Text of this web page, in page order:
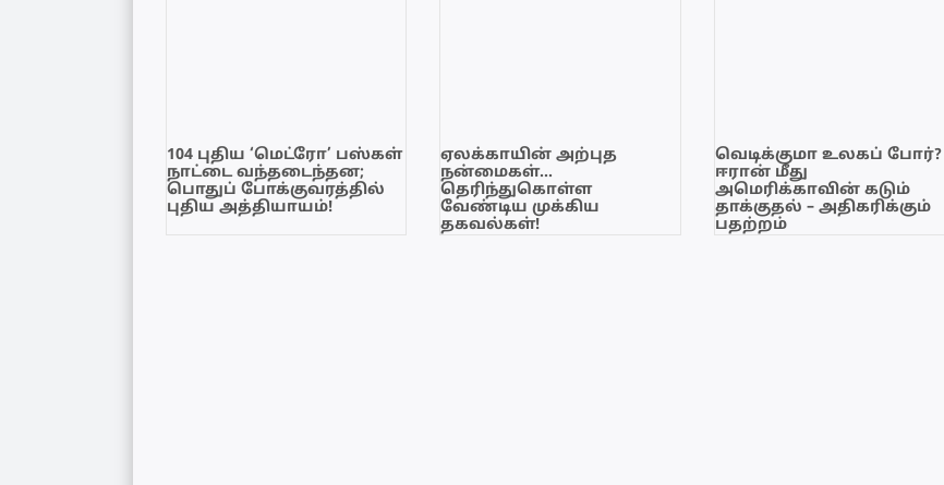
104 புதிய ‘மெட்ரோ’ பஸ்கள்
நாட்டை வந்தடைந்தன;
பொதுப் போக்குவரத்தில்
புதிய அத்தியாயம்!
ஏலக்காயின் அற்புத
நன்மைகள்…
தெரிந்துகொள்ள
வேண்டிய முக்கிய
தகவல்கள்!
வெடிக்குமா உலகப் போர்?
ஈரான் மீது
அமெரிக்காவின் கடும்
தாக்குதல் – அதிகரிக்கும்
பதற்றம்